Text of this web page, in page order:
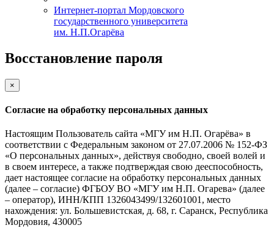
Интернет-портал Мордовского
государственного университета
им. Н.П.Огарёва
Восстановление пароля
×
Согласие на обработку персональных данных
Настоящим Пользователь сайта «МГУ им Н.П. Огарёва» в
соответствии с Федеральным законом от 27.07.2006 № 152-ФЗ
«О персональных данных», действуя свободно, своей волей и
в своем интересе, а также подтверждая свою дееспособность,
дает настоящее согласие на обработку персональных данных
(далее – согласие) ФГБОУ ВО «МГУ им Н.П. Огарева» (далее
– оператор), ИНН/КПП 1326043499/132601001, место
нахождения: ул. Большевистская, д. 68, г. Саранск, Республика
Мордовия, 430005